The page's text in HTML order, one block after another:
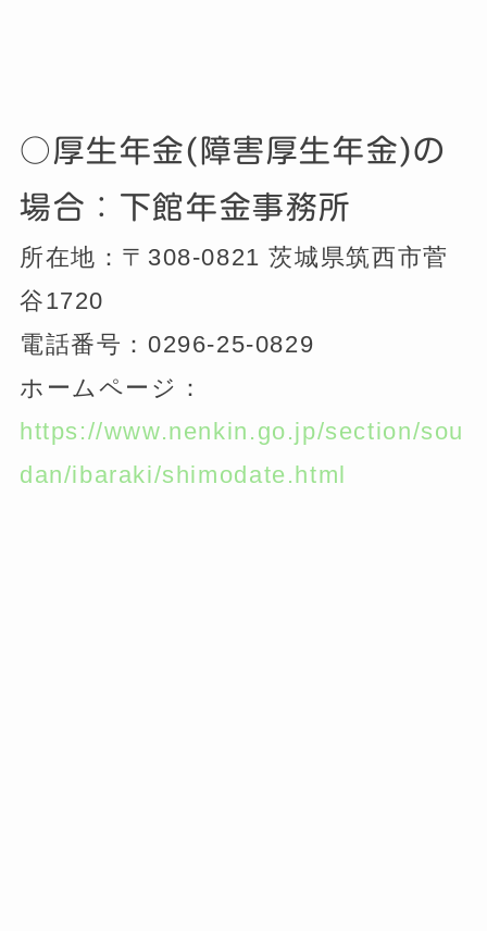
○厚生年金(障害厚生年金)の
場合：下館年金事務所
所在地：〒308-0821 茨城県筑西市菅
谷1720
電話番号：0296-25-0829
ホームページ：
https://www.nenkin.go.jp/section/sou
dan/ibaraki/shimodate.html